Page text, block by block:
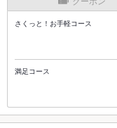
さくっと！お手軽コース
満足コース